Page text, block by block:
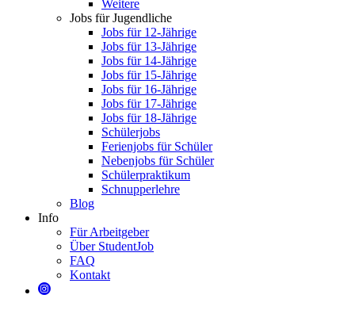
Weitere
Jobs für Jugendliche
Jobs für 12-Jährige
Jobs für 13-Jährige
Jobs für 14-Jährige
Jobs für 15-Jährige
Jobs für 16-Jährige
Jobs für 17-Jährige
Jobs für 18-Jährige
Schülerjobs
Ferienjobs für Schüler
Nebenjobs für Schüler
Schülerpraktikum
Schnupperlehre
Blog
Info
Für Arbeitgeber
Über StudentJob
FAQ
Kontakt